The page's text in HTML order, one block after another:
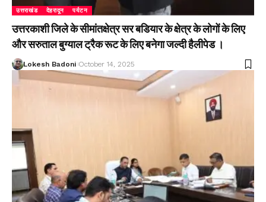
उत्तराखंड देहरादून पर्यटन
उत्तरकाशी जिले के सीमांतक्षेत्र सर बडियार के क्षेत्र के लोगों के लिए
और सरुताल बुग्याल ट्रैक रूट के लिए बनेगा जल्दी हैलीपेड ।
Lokesh Badoni October 14, 2025